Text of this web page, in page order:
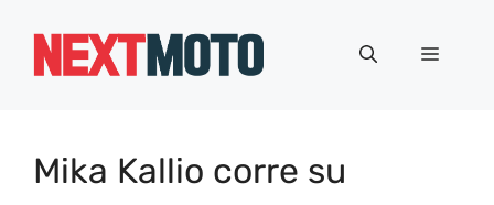
Menu
Mika Kallio corre su